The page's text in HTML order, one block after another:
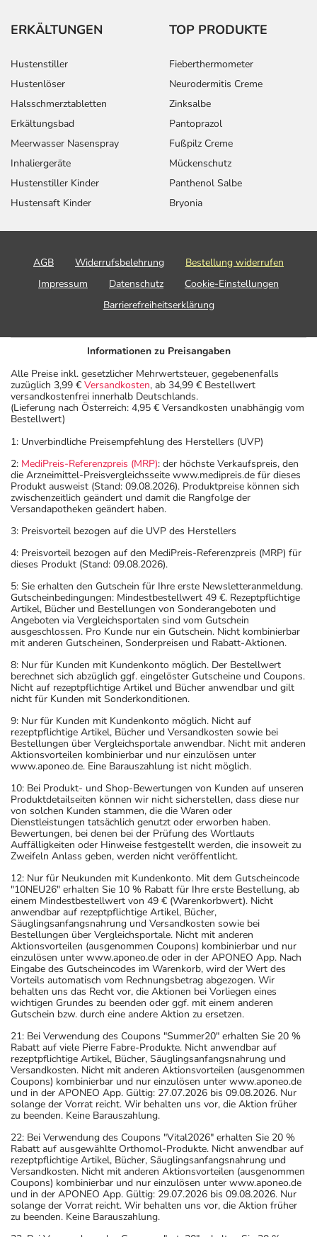
ERKÄLTUNGEN
Hustenstiller
Hustenlöser
Halsschmerztabletten
Erkältungsbad
Meerwasser Nasenspray
Inhaliergeräte
Hustenstiller Kinder
Hustensaft Kinder
TOP PRODUKTE
Fieberthermometer
Neurodermitis Creme
Zinksalbe
Pantoprazol
Fußpilz Creme
Mückenschutz
Panthenol Salbe
Bryonia
AGB Widerrufsbelehrung
Bestellung widerrufen
Impressum
Datenschutz
Cookie-Einstellungen
Barrierefreiheitserklärung
Informationen zu Preisangaben
Alle Preise inkl. gesetzlicher Mehrwertsteuer, gegebenenfalls
zuzüglich 3,99 € Versandkosten, ab 34,99 € Bestellwert
versandkostenfrei innerhalb Deutschlands.
(Lieferung nach Österreich: 4,95 € Versandkosten unabhängig vom
Bestellwert)
1: Unverbindliche Preisempfehlung des Herstellers (UVP)
2: MediPreis-Referenzpreis (MRP): der höchste Verkaufspreis, den
die Arzneimittel-Preisvergleichsseite www.medipreis.de für dieses
Produkt ausweist (Stand: 09.08.2026). Produktpreise können sich
zwischenzeitlich geändert und damit die Rangfolge der
Versandapotheken geändert haben.
3: Preisvorteil bezogen auf die UVP des Herstellers
4: Preisvorteil bezogen auf den MediPreis-Referenzpreis (MRP) für
dieses Produkt (Stand: 09.08.2026).
5: Sie erhalten den Gutschein für Ihre erste Newsletteranmeldung.
Gutscheinbedingungen: Mindestbestellwert 49 €. Rezeptpflichtige
Artikel, Bücher und Bestellungen von Sonderangeboten und
Angeboten via Vergleichsportalen sind vom Gutschein
ausgeschlossen. Pro Kunde nur ein Gutschein. Nicht kombinierbar
mit anderen Gutscheinen, Sonderpreisen und Rabatt-Aktionen.
8: Nur für Kunden mit Kundenkonto möglich. Der Bestellwert
berechnet sich abzüglich ggf. eingelöster Gutscheine und Coupons.
Nicht auf rezeptpflichtige Artikel und Bücher anwendbar und gilt
nicht für Kunden mit Sonderkonditionen.
9: Nur für Kunden mit Kundenkonto möglich. Nicht auf
rezeptpflichtige Artikel, Bücher und Versandkosten sowie bei
Bestellungen über Vergleichsportale anwendbar. Nicht mit anderen
Aktionsvorteilen kombinierbar und nur einzulösen unter
www.aponeo.de. Eine Barauszahlung ist nicht möglich.
10: Bei Produkt- und Shop-Bewertungen von Kunden auf unseren
Produktdetailseiten können wir nicht sicherstellen, dass diese nur
von solchen Kunden stammen, die die Waren oder
Dienstleistungen tatsächlich genutzt oder erworben haben.
Bewertungen, bei denen bei der Prüfung des Wortlauts
Auffälligkeiten oder Hinweise festgestellt werden, die insoweit zu
Zweifeln Anlass geben, werden nicht veröffentlicht.
12: Nur für Neukunden mit Kundenkonto. Mit dem Gutscheincode
"10NEU26" erhalten Sie 10 % Rabatt für Ihre erste Bestellung, ab
einem Mindestbestellwert von 49 € (Warenkorbwert). Nicht
anwendbar auf rezeptpflichtige Artikel, Bücher,
Säuglingsanfangsnahrung und Versandkosten sowie bei
Bestellungen über Vergleichsportale. Nicht mit anderen
Aktionsvorteilen (ausgenommen Coupons) kombinierbar und nur
einzulösen unter www.aponeo.de oder in der APONEO App. Nach
Eingabe des Gutscheincodes im Warenkorb, wird der Wert des
Vorteils automatisch vom Rechnungsbetrag abgezogen. Wir
behalten uns das Recht vor, die Aktionen bei Vorliegen eines
wichtigen Grundes zu beenden oder ggf. mit einem anderen
Gutschein bzw. durch eine andere Aktion zu ersetzen.
21: Bei Verwendung des Coupons "Summer20" erhalten Sie 20 %
Rabatt auf viele Pierre Fabre-Produkte. Nicht anwendbar auf
rezeptpflichtige Artikel, Bücher, Säuglingsanfangsnahrung und
Versandkosten. Nicht mit anderen Aktionsvorteilen (ausgenommen
Coupons) kombinierbar und nur einzulösen unter www.aponeo.de
und in der APONEO App. Gültig: 27.07.2026 bis 09.08.2026. Nur
solange der Vorrat reicht. Wir behalten uns vor, die Aktion früher
zu beenden. Keine Barauszahlung.
22: Bei Verwendung des Coupons "Vital2026" erhalten Sie 20 %
Rabatt auf ausgewählte Orthomol-Produkte. Nicht anwendbar auf
rezeptpflichtige Artikel, Bücher, Säuglingsanfangsnahrung und
Versandkosten. Nicht mit anderen Aktionsvorteilen (ausgenommen
Coupons) kombinierbar und nur einzulösen unter www.aponeo.de
und in der APONEO App. Gültig: 29.07.2026 bis 09.08.2026. Nur
solange der Vorrat reicht. Wir behalten uns vor, die Aktion früher
zu beenden. Keine Barauszahlung.